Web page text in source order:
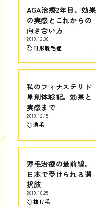
AGA治療2年目、効果
の実感とこれからの
向き合い方
2019.12.30
円形脱毛症
私のフィナステリド
単剤体験記。効果と
実感まで
2019.12.15
薄毛
薄毛治療の最前線。
日本で受けられる選
択肢
2019.10.25
抜け毛